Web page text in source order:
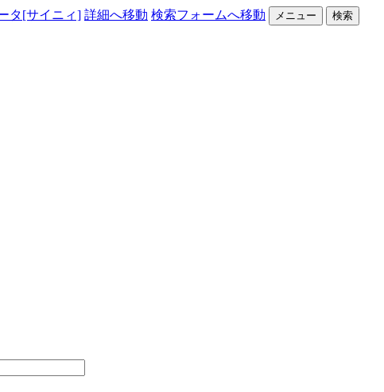
タ[サイニィ] 詳細へ移動 検索フォームへ移動 メニュー 検索